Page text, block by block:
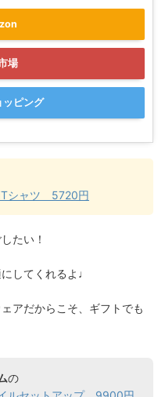
場
ピング
Tシャツ 5720円
たい！
してくれるよ♩
アだからこそ、ギフトでも
の